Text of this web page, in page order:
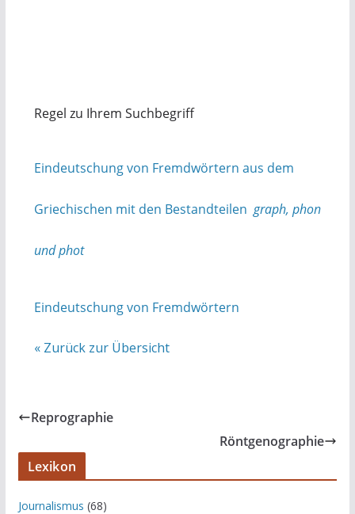
Regel zu Ihrem Suchbegriff
Eindeutschung von Fremdwörtern aus dem
Griechischen mit den Bestandteilen graph, phon
und phot
Eindeutschung von Fremdwörtern
« Zurück zur Übersicht
Reprographie
Röntgenographie
Lexikon
Journalismus (68)